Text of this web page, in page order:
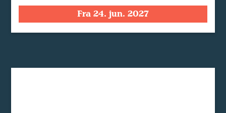
Fra 24. jun. 2027